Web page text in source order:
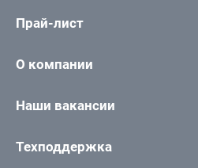
Прай-лист
О компании
Наши вакансии
Техподдержка